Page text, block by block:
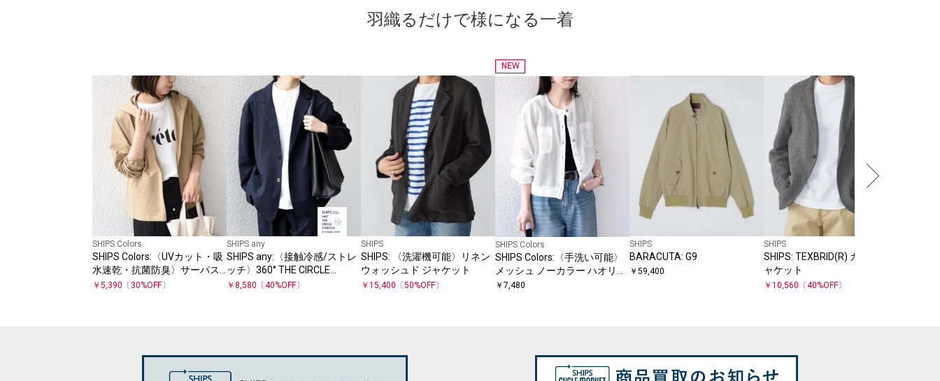
羽織るだけで様になる一着
SHIPS Colors
SHIPS Colors:〈UVカット・吸
水速乾・抗菌防臭〉サーパス
ウェーブ パーカー◇
￥ 5,390 〔 30%OFF〕
SHIPS any
SHIPS any:〈接触冷感/ストレ
ッチ〉360° THE CIRCLE
STRETCH リネン ミックス リ
￥ 8,580 〔40%OFF〕
SHIPS
SHIPS: 〈洗濯機可能〉リネン
ウォッシュド ジャケット
￥ 15,400 〔50%OFF〕
NEW
SHIPS Colors
SHIPS Colors:〈手洗い可能〉
メッシュ ノーカラー ハオリ
2◇
￥ 7,480
SHIPS
BARACUTA: G9
￥ 59,400
SHIPS
SHIPS: TEXBRID(R) カノコ ジ
ャケット
￥ 10,560 〔40%OFF〕